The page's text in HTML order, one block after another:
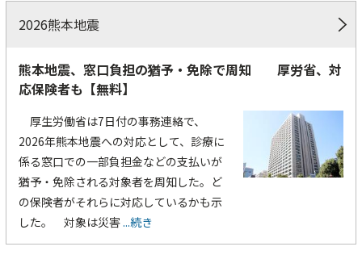
2026熊本地震
熊本地震、窓口負担の猶予・免除で周知 厚労省、対
応保険者も【無料】
厚生労働省は7日付の事務連絡で、
2026年熊本地震への対応として、診療に
係る窓口での一部負担金などの支払いが
猶予・免除される対象者を周知した。ど
の保険者がそれらに対応しているかも示
した。 対象は災害...続き